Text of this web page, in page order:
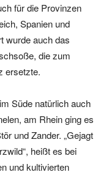
für die Provinzen
Spanien und
wurde auch das
die zum
ersetzte.
Süde natürlich auch
am Rhein ging es
und Zander. „Gejagt
heißt es bei
und kultivierten